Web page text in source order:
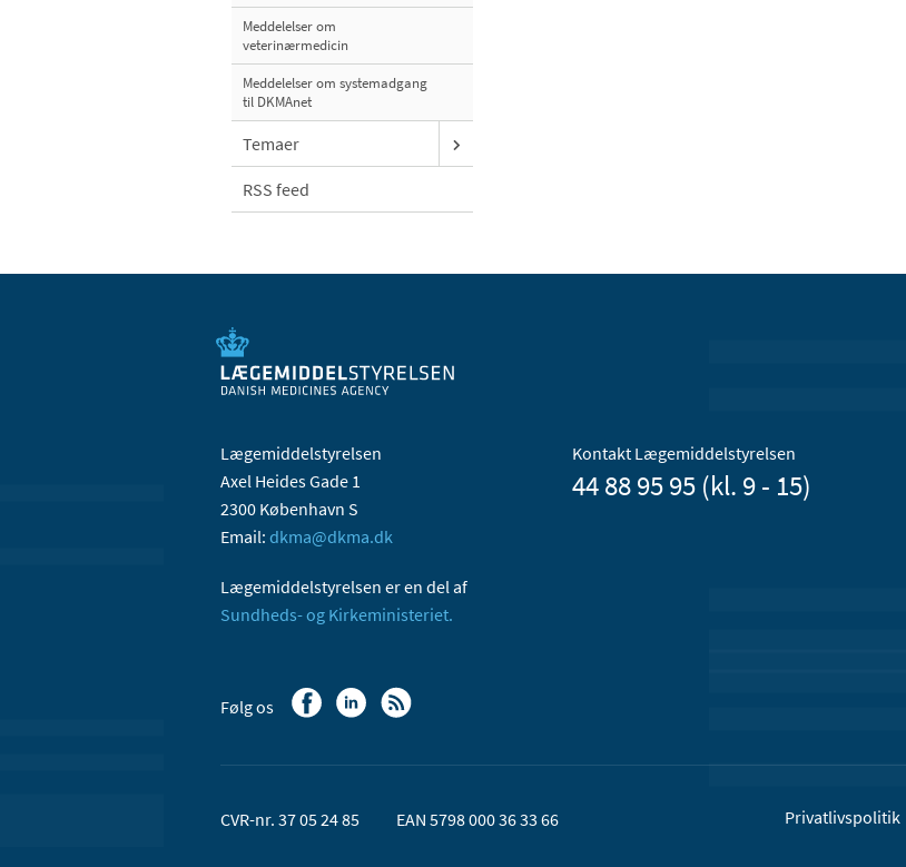
Meddelelser om
veterinærmedicin
Meddelelser om systemadgang
til DKMAnet
Temaer
RSS feed
Lægemiddelstyrelsen
Axel Heides Gade 1
2300 København S
Email: dkma@dkma.dk
Lægemiddelstyrelsen er en del af
Sundheds- og Kirkeministeriet.
Kontakt Lægemiddelstyrelsen
44 88 95 95 (kl. 9 - 15)
Følg os
CVR-nr. 37 05 24 85 EAN 5798 000 36 33 66 Privatlivspolitik